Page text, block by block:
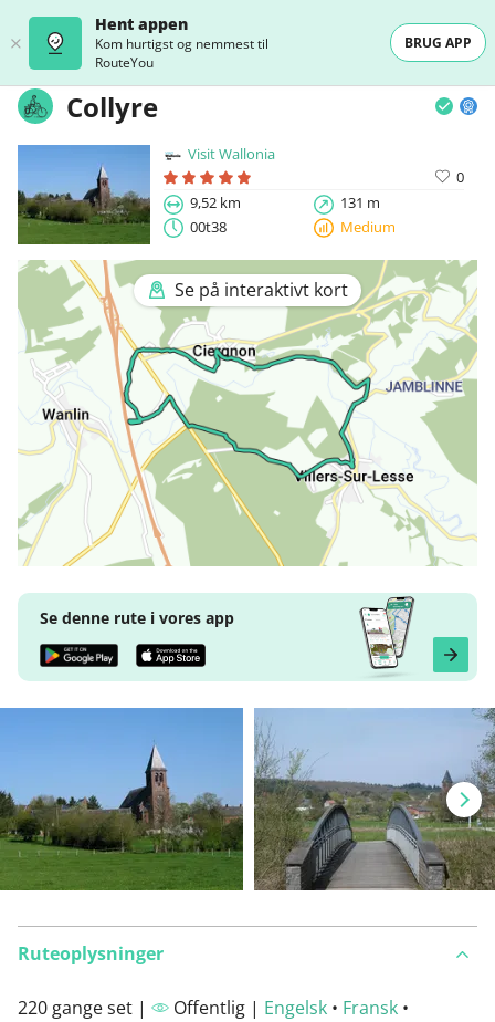
Hent appen
Kom hurtigst og nemmest til
RouteYou
BRUG APP
Collyre
Visit Wallonia
0
9,52 km
131 m
00t38
Medium
Se på interaktivt kort
Se denne rute i vores app
Ruteoplysninger
220 gange set | Offentlig | Engelsk • Fransk •